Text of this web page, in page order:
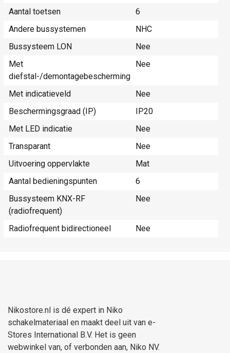
Aantal toetsen
6
Andere bussystemen
NHC
Bussysteem LON
Nee
Met
diefstal-/demontagebescherming
Nee
Met indicatieveld
Nee
Beschermingsgraad (IP)
IP20
Met LED indicatie
Nee
Transparant
Nee
Uitvoering oppervlakte
Mat
Aantal bedieningspunten
6
Bussysteem KNX-RF
(radiofrequent)
Nee
Radiofrequent bidirectioneel Nee
Nikostore.nl is dé expert in Niko
schakelmateriaal en maakt deel uit van e-
Stores International B.V. Het is geen
webwinkel van, of verbonden aan, Niko NV.